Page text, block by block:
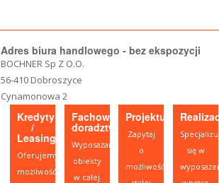
Adres biura handlowego - bez ekspozycji
BOCHNER Sp Z O.O.
56-410 Dobroszyce
Cynamonowa 2
Kredyty
/
Leasing
Oferujemy
możliwość
Fachowe
doradztwo
Wyposażamy
obiekty
w całej
Projektujesz?
Zapytaj
o
możliwość
się w